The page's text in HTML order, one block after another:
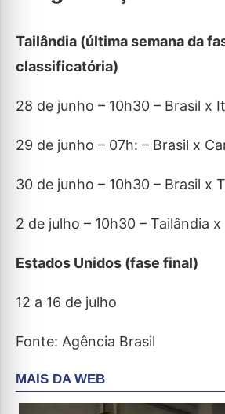
Tailândia (última semana da
classificatória)
28 de junho – 10h30 – Brasil x
29 de junho – 07h: – Brasil x
30 de junho – 10h30 – Brasil x
2 de julho – 10h30 – Tailândia x
Estados Unidos (fase final)
12 a 16 de julho
Fonte: Agência Brasil